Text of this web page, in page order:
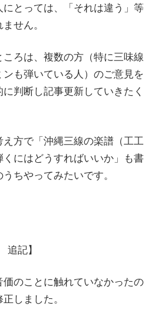
とっては、「それは違う」等
せん。
ろは、複数の方（特に三味線
も弾いている人）のご意見を
判断し記事更新していきたく
え方で「沖縄三線の楽譜（工工
くにはどうすればいいか」も書
ちやってみたいです。
追記】
のことに触れていなかったの
しました。